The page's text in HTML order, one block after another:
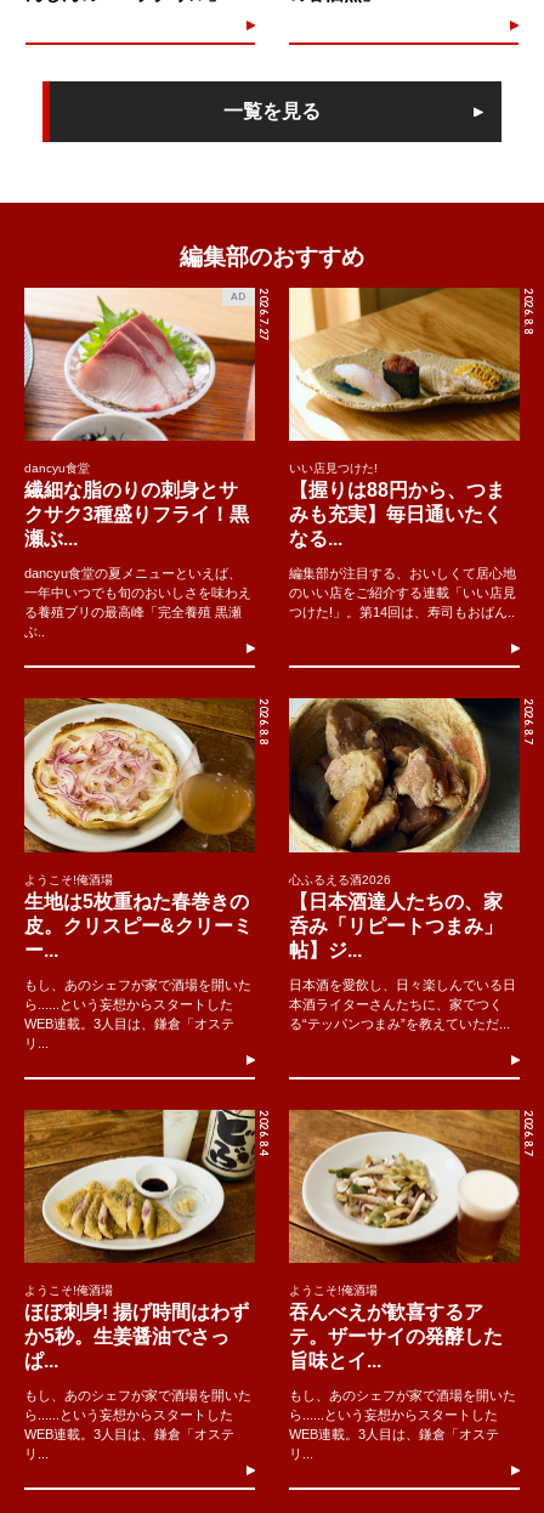
一覧を見る
編集部のおすすめ
2026.7.27
AD
dancyu食堂
繊細な脂のりの刺身とサ
クサク3種盛りフライ！黒
瀬ぶ...
dancyu食堂の夏メニューといえば、
一年中いつでも旬のおいしさを味わえ
る養殖ブリの最高峰「完全養殖 黒瀬
ぶ..
2026.8.8
いい店見つけた!
【握りは88円から、つま
みも充実】毎日通いたく
なる...
編集部が注目する、おいしくて居心地
のいい店をご紹介する連載「いい店見
つけた!」。第14回は、寿司もおばん..
2026.8.8
ようこそ!俺酒場
生地は5枚重ねた春巻きの
皮。クリスピー&クリーミ
ー...
もし、あのシェフが家で酒場を開いた
ら......という妄想からスタートした
WEB連載。3人目は、鎌倉「オステ
リ...
2026.8.7
心ふるえる酒2026
【日本酒達人たちの、家
呑み「リピートつまみ」
帖】ジ...
日本酒を愛飲し、日々楽しんでいる日
本酒ライターさんたちに、家でつく
る“テッパンつまみ”を教えていただ...
2026.8.4
ようこそ!俺酒場
ほぼ刺身! 揚げ時間はわず
か5秒。生姜醤油でさっ
ぱ...
もし、あのシェフが家で酒場を開いた
ら......という妄想からスタートした
WEB連載。3人目は、鎌倉「オステ
リ...
2026.8.7
ようこそ!俺酒場
吞んべえが歓喜するア
テ。ザーサイの発酵した
旨味とイ...
もし、あのシェフが家で酒場を開いた
ら......という妄想からスタートした
WEB連載。3人目は、鎌倉「オステ
リ...